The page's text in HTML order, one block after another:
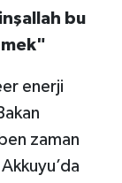
bu
enerji
zaman